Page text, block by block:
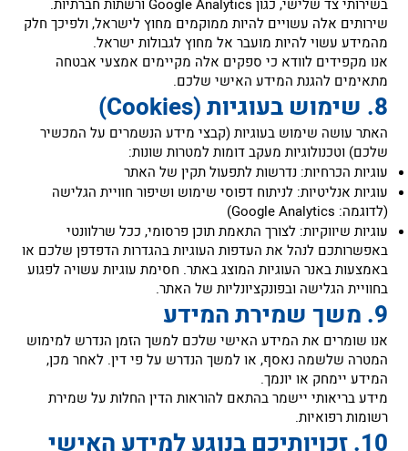
בשירותי צד שלישי, כגון Google Analytics ורשתות חברתיות.
שירותים אלה עשויים להיות ממוקמים מחוץ לישראל, ולפיכך חלק
מהמידע עשוי להיות מועבר אל מחוץ לגבולות ישראל.
‏אנו מקפידים לוודא כי ספקים אלה מקיימים אמצעי אבטחה
מתאימים להגנת המידע האישי שלכם.
‏האתר עושה שימוש בעוגיות (קבצי מידע הנשמרים על המכשיר
שלכם) וטכנולוגיות מעקב דומות למטרות שונות:
‏עוגיות הכרחיות: נדרשות לתפעול תקין של האתר
‏עוגיות אנליטיות: לניתוח דפוסי שימוש ושיפור חוויית הגלישה
(לדוגמה: Google Analytics)
‏עוגיות שיווקיות: לצורך התאמת תוכן פרסומי, ככל שרלוונטי
‏באפשרותכם לנהל את העדפות העוגיות בהגדרות הדפדפן שלכם או
באמצעות באנר העוגיות המוצג באתר. חסימת עוגיות עשויה לפגוע
בחוויית הגלישה ובפונקציונליות של האתר.
‏אנו שומרים את המידע האישי שלכם למשך הזמן הנדרש למימוש
המטרה שלשמה נאסף, או למשך הנדרש על פי דין. לאחר מכן,
המידע יימחק או יונמך.
‏מידע בריאותי יישמר בהתאם להוראות הדין החלות על שמירת
רשומות רפואיות.